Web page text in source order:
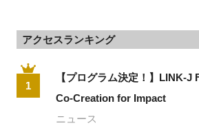
アクセスランキング
1
【プログラム決定！】LINK-J
Co-Creation for Impact
ニュース